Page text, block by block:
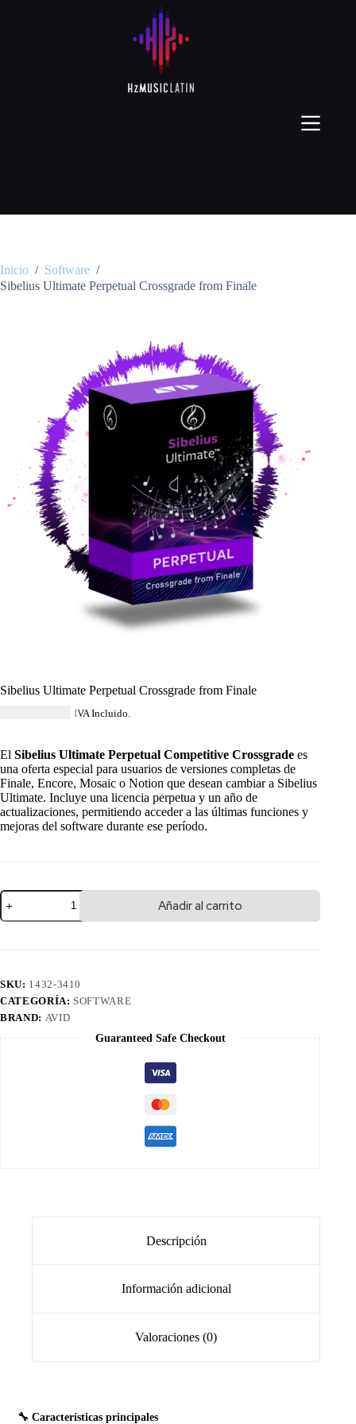
Inicio / Software /
Sibelius Ultimate Perpetual Crossgrade from Finale
Sibelius Ultimate Perpetual Crossgrade from Finale
IVA Incluido.
El Sibelius Ultimate Perpetual Competitive Crossgrade es
una oferta especial para usuarios de versiones completas de
Finale, Encore, Mosaic o Notion que desean cambiar a Sibelius
Ultimate. Incluye una licencia perpetua y un año de
actualizaciones, permitiendo acceder a las últimas funciones y
mejoras del software durante ese período.
Añadir al carrito
SKU: 1432-3410
CATEGORÍA: SOFTWARE
BRAND: AVID
Guaranteed Safe Checkout
Descripción
Información adicional
Valoraciones (0)
🔧 Características principales